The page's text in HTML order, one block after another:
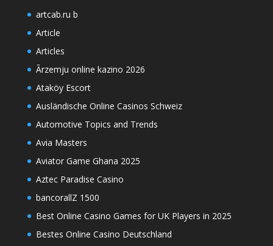
artcab.ru b
Article
Articles
Ārzemju online kazino 2026
Ataköy Escort
Ausländische Online Casinos Schweiz
Automotive Topics and Trends
Avia Masters
Aviator Game Ghana 2025
Aztec Paradise Casino
bancorallZ 1500
Best Online Casino Games for UK Players in 2025
Bestes Online Casino Deutschland